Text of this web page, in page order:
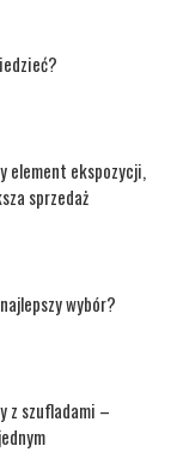
element ekspozycji,
sprzedaż
wybór?
z szufladami –